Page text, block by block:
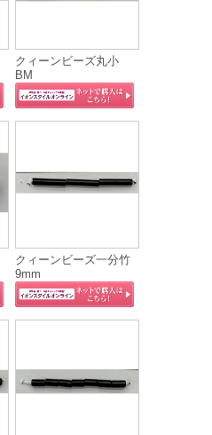
クィーンビーズ丸小
BM
クィーンビーズ一分竹
9mm